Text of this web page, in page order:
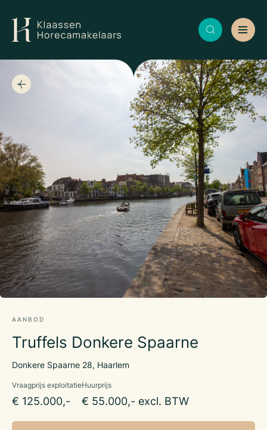
AANBOD
Truffels Donkere Spaarne
Donkere Spaarne 28, Haarlem
Vraagprijs exploitatie
€ 125.000,-
Huurprijs
€ 55.000,- excl. BTW